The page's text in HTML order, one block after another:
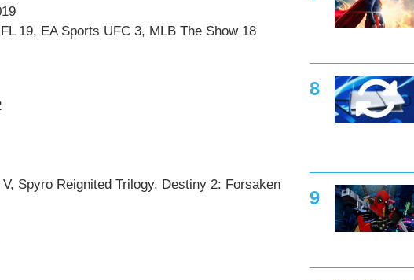
19, EA Sports UFC 3, MLB The Show 18
Spyro Reignited Trilogy, Destiny 2: Forsaken